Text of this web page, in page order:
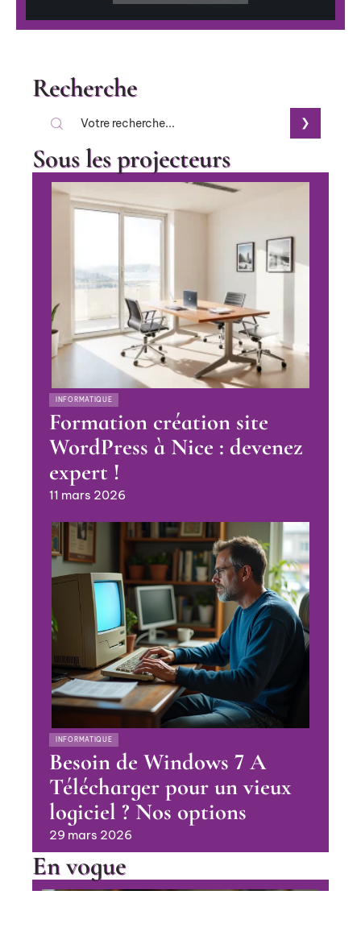
Recherche
Sous les projecteurs
INFORMATIQUE
Formation création site
WordPress à Nice : devenez
expert !
11 mars 2026
INFORMATIQUE
Besoin de Windows 7 A
Télécharger pour un vieux
logiciel ? Nos options
29 mars 2026
En vogue